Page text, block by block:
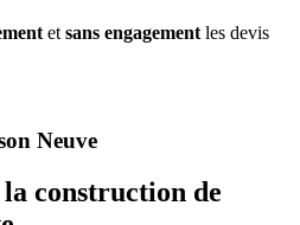
et sans engagement les devis
Neuve
construction de